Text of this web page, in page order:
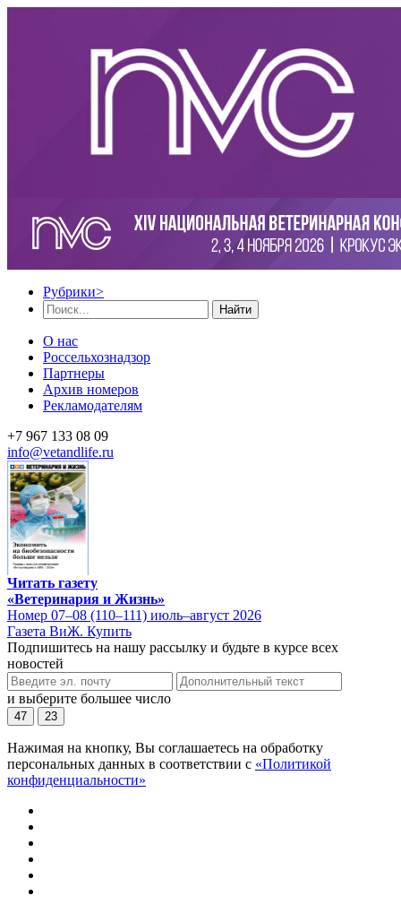
Рубрики>
Найти
О нас
Россельхознадзор
Партнеры
Архив номеров
Рекламодателям
+7 967 133 08 09
info@vetandlife.ru
Читать газету
«Ветеринария и Жизнь»
Номер 07–08 (110–111) июль–август 2026
Газета ВиЖ. Купить
Подпишитесь на нашу рассылку и будьте в курсе всех
новостей
и выберите большее число
47 23
Нажимая на кнопку, Вы соглашаетесь на обработку
персональных данных в соответствии с «Политикой
конфиденциальности»